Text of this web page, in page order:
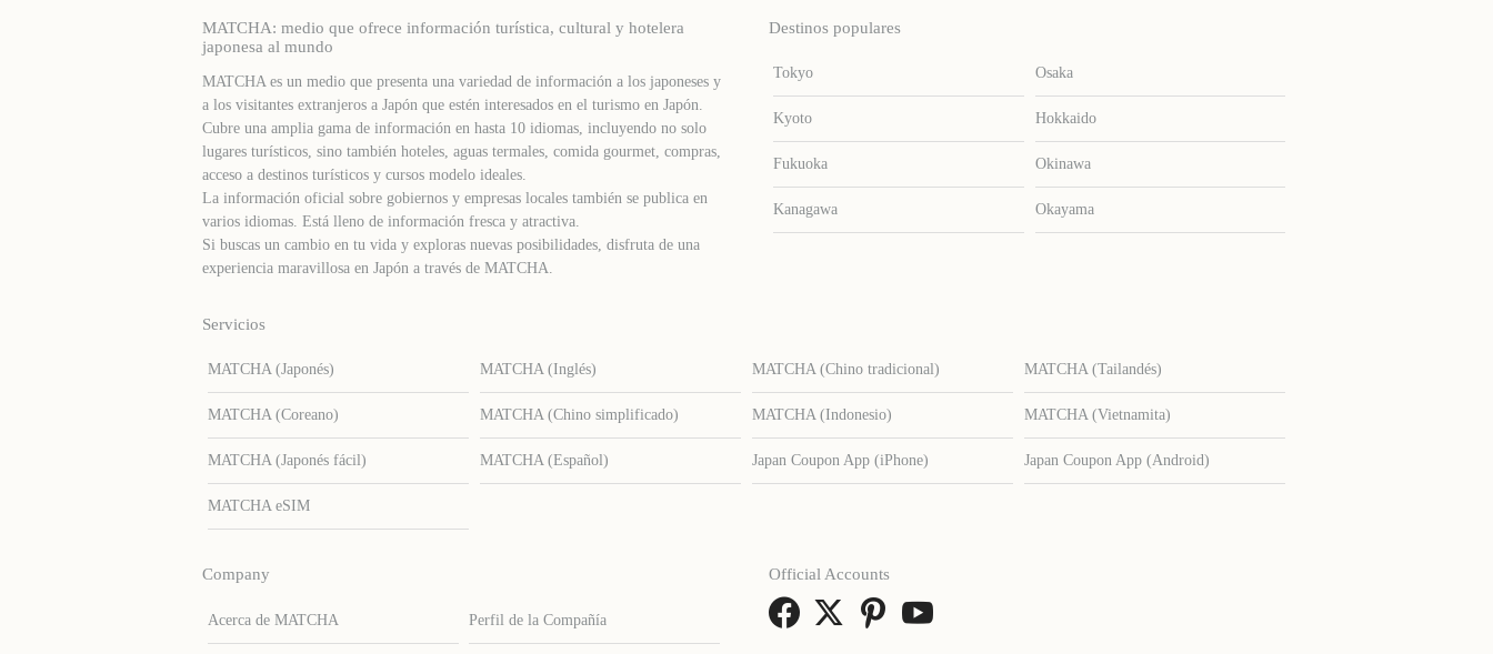
MATCHA: medio que ofrece información turística, cultural y hotelera
japonesa al mundo
MATCHA es un medio que presenta una variedad de información a los japoneses y
a los visitantes extranjeros a Japón que estén interesados ​​en el turismo en Japón.
Cubre una amplia gama de información en hasta 10 idiomas, incluyendo no solo
lugares turísticos, sino también hoteles, aguas termales, comida gourmet, compras,
acceso a destinos turísticos y cursos modelo ideales.
La información oficial sobre gobiernos y empresas locales también se publica en
varios idiomas. Está lleno de información fresca y atractiva.
Si buscas un cambio en tu vida y exploras nuevas posibilidades, disfruta de una
experiencia maravillosa en Japón a través de MATCHA.
Destinos populares
Tokyo Osaka
Kyoto Hokkaido
Fukuoka Okinawa
Kanagawa Okayama
Servicios
MATCHA (Japonés) MATCHA (Inglés) MATCHA (Chino tradicional) MATCHA (Tailandés)
MATCHA (Coreano) MATCHA (Chino simplificado) MATCHA (Indonesio) MATCHA (Vietnamita)
MATCHA (Japonés fácil) MATCHA (Español) Japan Coupon App (iPhone) Japan Coupon App (Android)
MATCHA eSIM
Company
Acerca de MATCHA Perfil de la Compañía
Official Accounts